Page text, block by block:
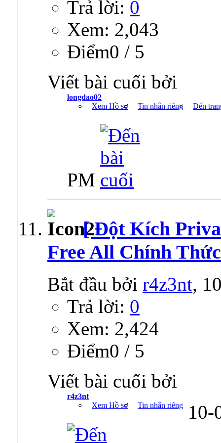
Trả lời: 0
Xem: 2,043
Ðiểm0 / 5
Viết bài cuối bởi
longdao02
Xem Hồ sơ
Tin nhắn riêng Đến
PM
[ Đột Kích
Free All Chính
Bắt đầu bởi r4z3nt,
Trả lời: 0
Xem: 2,424
Ðiểm0 / 5
Viết bài cuối bởi
r4z3nt
Xem Hồ sơ
Tin nhắn riêng